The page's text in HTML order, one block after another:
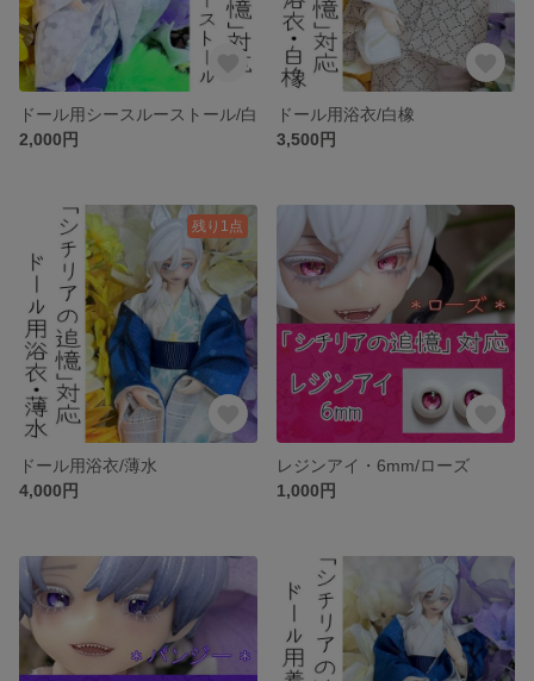
ドール用シースルーストール/白
2,000円
ドール用浴衣/白橡
3,500円
残り1点
ドール用浴衣/薄水
4,000円
レジンアイ・6mm/ローズ
1,000円